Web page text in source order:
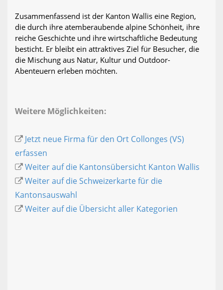
Zusammenfassend ist der Kanton Wallis eine Region,
die durch ihre atemberaubende alpine Schönheit, ihre
reiche Geschichte und ihre wirtschaftliche Bedeutung
besticht. Er bleibt ein attraktives Ziel für Besucher, die
die Mischung aus Natur, Kultur und Outdoor-
Abenteuern erleben möchten.
Weitere Möglichkeiten:
Jetzt neue Firma für den Ort Collonges (VS)
erfassen
Weiter auf die Kantonsübersicht Kanton Wallis
Weiter auf die Schweizerkarte für die
Kantonsauswahl
Weiter auf die Übersicht aller Kategorien